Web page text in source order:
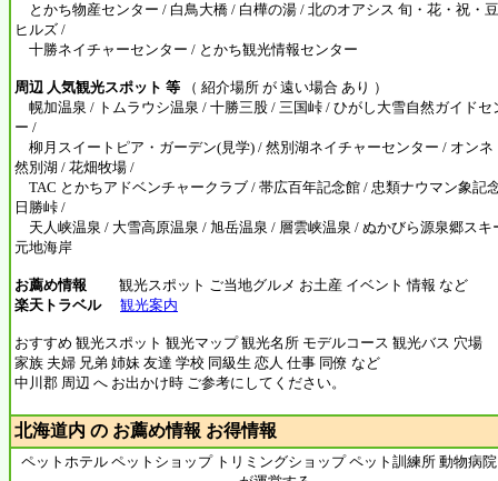
とかち物産センター / 白鳥大橋 / 白樺の湯 / 北のオアシス 旬・花・祝・
ヒルズ /
十勝ネイチャーセンター / とかち観光情報センター
周辺 人気観光スポット 等 （ 紹介場所 が 遠い場合 あり ）
幌加温泉 / トムラウシ温泉 / 十勝三股 / 三国峠 / ひがし大雪自然ガイドセ
ー /
柳月スイートピア・ガーデン(見学) / 然別湖ネイチャーセンター / オンネ
然別湖 / 花畑牧場 /
TAC とかちアドベンチャークラブ / 帯広百年記念館 / 忠類ナウマン象記
日勝峠 /
天人峡温泉 / 大雪高原温泉 / 旭岳温泉 / 層雲峡温泉 / ぬかびら源泉郷スキ
元地海岸
お薦め情報
観光スポット ご当地グルメ お土産 イベント 情報 など
楽天トラベル
観光案内
おすすめ 観光スポット 観光マップ 観光名所 モデルコース 観光バス 穴場
家族 夫婦 兄弟 姉妹 友達 学校 同級生 恋人 仕事 同僚 など
中川郡 周辺 へ お出かけ時 ご参考にしてください。
北海道内 の お薦め情報 お得情報
ペットホテル ペットショップ トリミングショップ ペット訓練所 動物病